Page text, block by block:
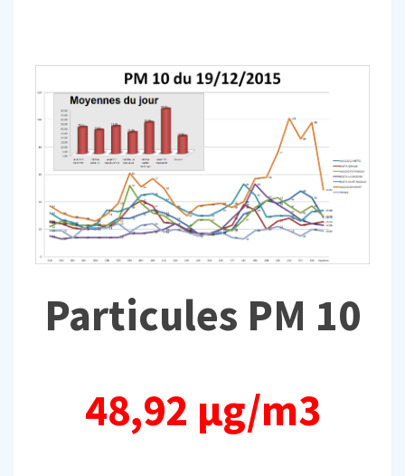
Particules PM 10
48,92 µg/m3